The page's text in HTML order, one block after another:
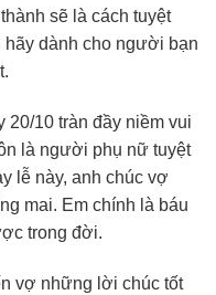
sẽ là cách tuyệt
hãy dành cho người bạn
20/10 tràn đầy niềm vui
là người phụ nữ tuyệt
lễ này, anh chúc vợ
mai. Em chính là báu
trong đời.
vợ những lời chúc tốt